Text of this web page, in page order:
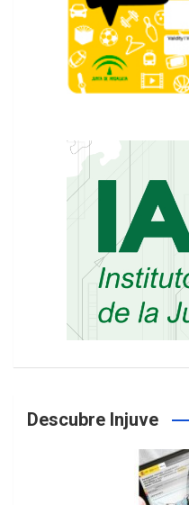
Descubre Injuve